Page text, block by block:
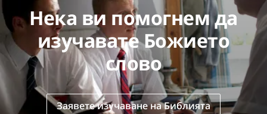
Нека ви помогнем да
изучавате Божието
слово
Заявете изучаване на Библията